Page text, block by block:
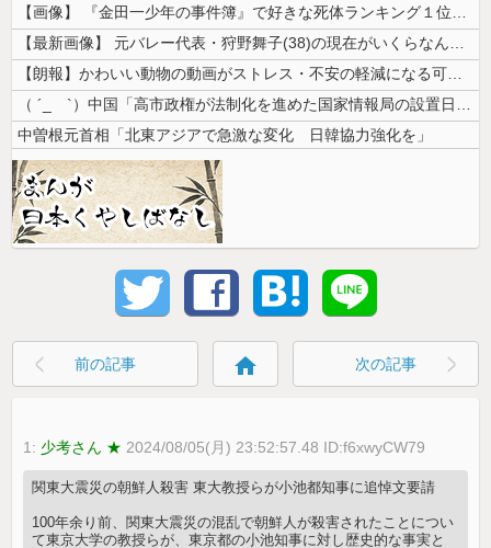
【画像】 『金田一少年の事件簿』で好きな死体ランキング１位がこちら！
【最新画像】 元バレー代表・狩野舞子(38)の現在がいくらなんでも即ハ...
【朗報】かわいい動物の動画がストレス・不安の軽減になる可能性。英大学の...
（ ´_ゝ`）中国「高市政権が法制化を進めた国家情報局の設置日が7月3...
中曽根元首相「北東アジアで急激な変化 日韓協力強化を」
前の記事 home 次の記事
1: 少考さん ★ 2024/08/05(月) 23:52:57.48 ID:f6xwyCW79
関東大震災の朝鮮人殺害 東大教授らが小池都知事に追悼文要請
100年余り前、関東大震災の混乱で朝鮮人が殺害されたことについ
て東京大学の教授らが、東京都の小池知事に対し歴史的な事実と